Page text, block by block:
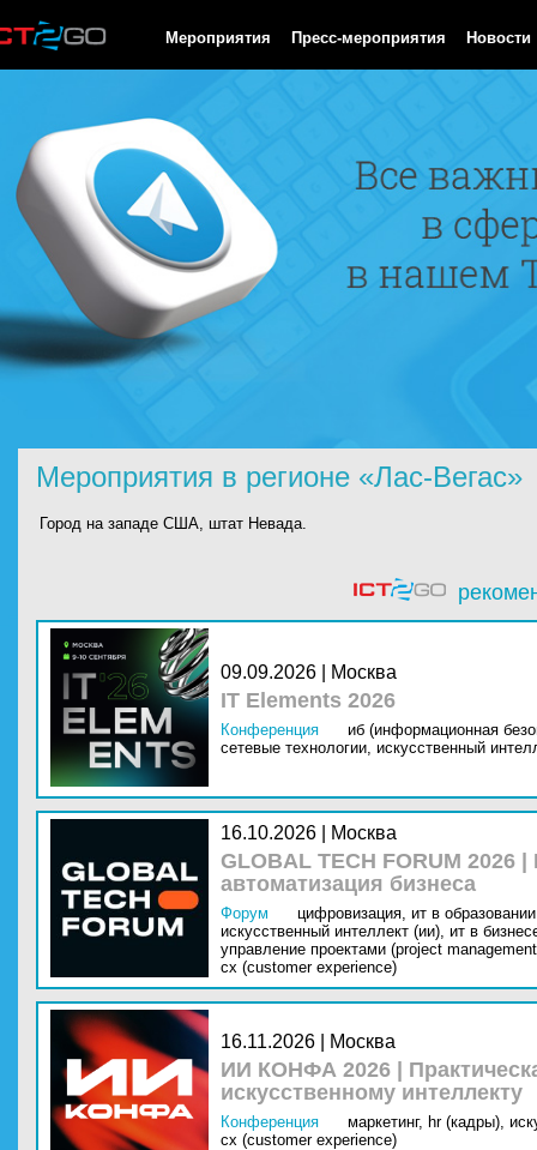
Мероприятия Пресс-мероприятия Новости
Мероприятия в регионе «Лас-Вегас»
Город на западе США, штат Невада.
09.09.2026 | Москва
IT Elements 2026
Конференция
иб (информационная
сетевые технологии, искусственный
16.10.2026 | Москва
GLOBAL TECH FORUM
автоматизация бизнеса
Форум цифровизация, ит в
искусственный интеллект (ии), ит в
управление проектами (project
cx (customer experience)
16.11.2026 | Москва
ИИ КОНФА 2026 |
искусственному интеллекту
Конференция маркетинг, hr (кадры),
cx (customer experience)